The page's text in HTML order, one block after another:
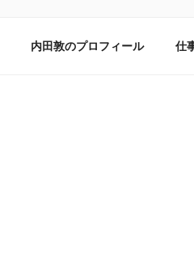
内田敦のプロフィール 仕